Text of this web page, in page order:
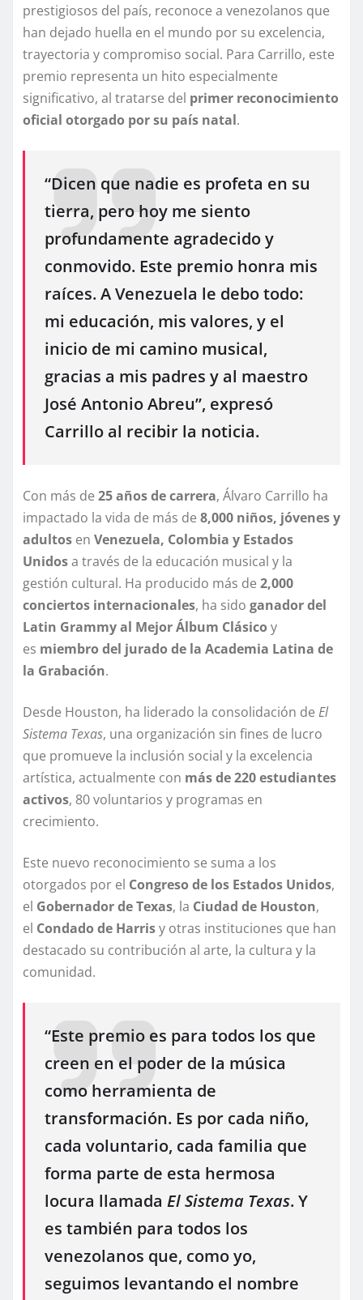
prestigiosos del país, reconoce a venezolanos que
han dejado huella en el mundo por su excelencia,
trayectoria y compromiso social. Para Carrillo, este
premio representa un hito especialmente
significativo, al tratarse del primer reconocimiento
oficial otorgado por su país natal.
“Dicen que nadie es profeta en su
tierra, pero hoy me siento
profundamente agradecido y
conmovido. Este premio honra mis
raíces. A Venezuela le debo todo:
mi educación, mis valores, y el
inicio de mi camino musical,
gracias a mis padres y al maestro
José Antonio Abreu”, expresó
Carrillo al recibir la noticia.
Con más de 25 años de carrera, Álvaro Carrillo ha
impactado la vida de más de 8,000 niños, jóvenes y
adultos en Venezuela, Colombia y Estados
Unidosa través de la educación musical y la
gestión cultural. Ha producido más de 2,000
conciertos internacionales, ha sido ganador del
Latin Grammy al Mejor Álbum Clásico y
es miembro del jurado de la Academia Latina de
la Grabación.
Desde Houston, ha liderado la consolidación de El
Sistema Texas, una organización sin fines de lucro
que promueve la inclusión social y la excelencia
artística, actualmente con más de 220 estudiantes
activos, 80 voluntarios y programas en
crecimiento.
Este nuevo reconocimiento se suma a los
otorgados por el Congreso de los Estados Unidos,
el Gobernador de Texas, la Ciudad de Houston,
el Condado de Harrisy otras instituciones que han
destacado su contribución al arte, la cultura y la
comunidad.
“Este premio es para todos los que
creen en el poder de la música
como herramienta de
transformación. Es por cada niño,
cada voluntario, cada familia que
forma parte de esta hermosa
locura llamada El Sistema Texas. Y
es también para todos los
venezolanos que, como yo,
seguimos levantando el nombre